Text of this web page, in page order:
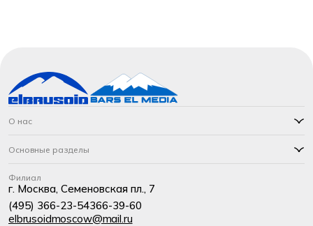
О нас
Основные разделы
Филиал
г. Москва, Семеновская пл., 7
(495) 366-23-54366-39-60
elbrusoidmoscow@mail.ru